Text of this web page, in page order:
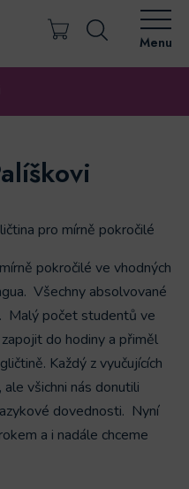
Menu
pro mírně pokročilé
pokročilé ve vhodných
Všechny absolvované
Malý počet studentů ve
do hodiny a přiměl
Každý z vyučujících
všichni nás donutili
dovednosti. Nyní
a i nadále chceme